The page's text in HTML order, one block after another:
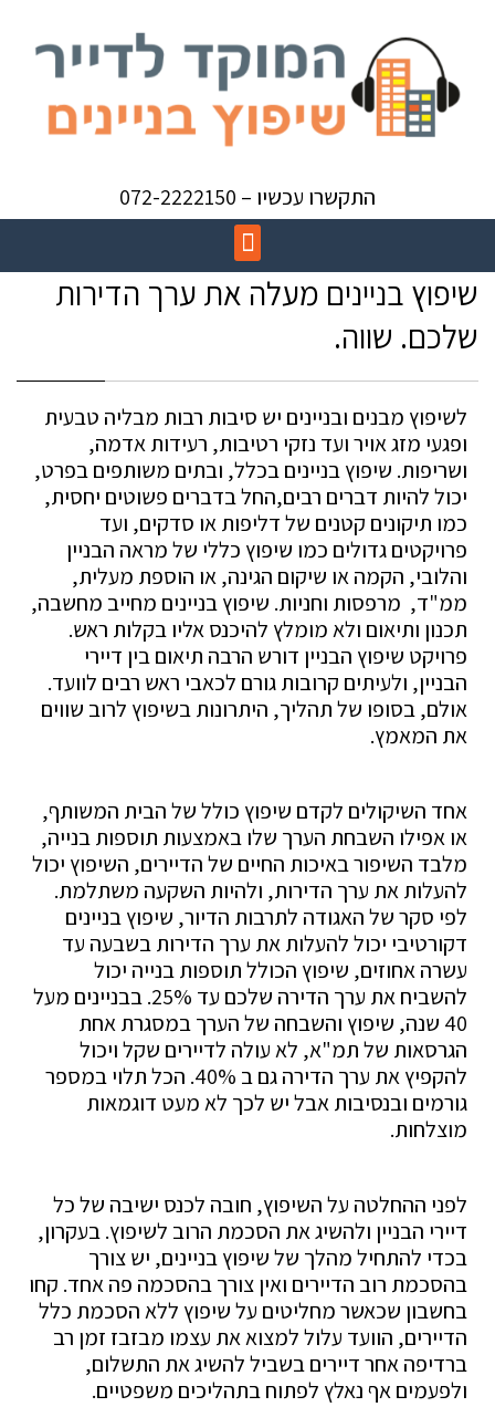
התקשרו עכשיו – 072-2222150
שיפוץ בניינים מעלה את ערך הדירות
שלכם. שווה.
לשיפוץ מבנים ובניינים יש סיבות רבות מבליה טבעית
ופגעי מזג אויר ועד נזקי רטיבות, רעידות אדמה,
ושריפות. שיפוץ בניינים בכלל, ובתים משותפים בפרט,
יכול להיות דברים רבים,החל בדברים פשוטים יחסית,
כמו תיקונים קטנים של דליפות או סדקים, ועד
פרויקטים גדולים כמו שיפוץ כללי של מראה הבניין
והלובי, הקמה או שיקום הגינה, או הוספת מעלית,
ממ"ד, מרפסות וחניות. שיפוץ בניינים מחייב מחשבה,
תכנון ותיאום ולא מומלץ להיכנס אליו בקלות ראש.
פרויקט שיפוץ הבניין דורש הרבה תיאום בין דיירי
הבניין, ולעיתים קרובות גורם לכאבי ראש רבים לוועד.
אולם, בסופו של תהליך, היתרונות בשיפוץ לרוב שווים
את המאמץ.
אחד השיקולים לקדם שיפוץ כולל של הבית המשותף,
או אפילו השבחת הערך שלו באמצעות תוספות בנייה,
מלבד השיפור באיכות החיים של הדיירים, השיפוץ יכול
להעלות את ערך הדירות, ולהיות השקעה משתלמת.
לפי סקר של האגודה לתרבות הדיור, שיפוץ בניינים
דקורטיבי יכול להעלות את ערך הדירות בשבעה עד
עשרה אחוזים, שיפוץ הכולל תוספות בנייה יכול
להשביח את ערך הדירה שלכם עד 25%. בבניינים מעל
40 שנה, שיפוץ והשבחה של הערך במסגרת אחת
הגרסאות של תמ"א, לא עולה לדיירים שקל ויכול
להקפיץ את ערך הדירה גם ב 40%. הכל תלוי במספר
גורמים ובנסיבות אבל יש לכך לא מעט דוגמאות
מוצלחות.
לפני ההחלטה על השיפוץ, חובה לכנס ישיבה של כל
דיירי הבניין ולהשיג את הסכמת הרוב לשיפוץ. בעקרון,
בכדי להתחיל מהלך של שיפוץ בניינים, יש צורך
בהסכמת רוב הדיירים ואין צורך בהסכמה פה אחד. קחו
בחשבון שכאשר מחליטים על שיפוץ ללא הסכמת כלל
הדיירים, הוועד עלול למצוא את עצמו מבזבז זמן רב
ברדיפה אחר דיירים בשביל להשיג את התשלום,
ולפעמים אף נאלץ לפתוח בתהליכים משפטיים.